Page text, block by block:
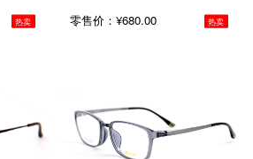
热卖 零售价：¥680.00 热卖